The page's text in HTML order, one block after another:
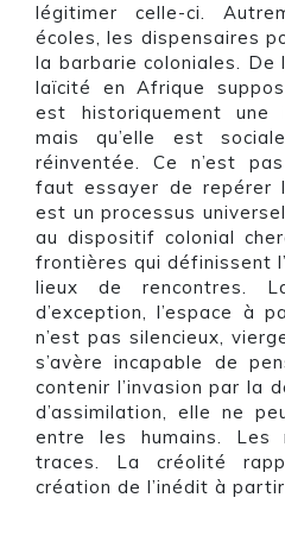
légitimer celle-ci.
écoles, les dispensaires
la barbarie coloniales. De
laïcité en Afrique
est historiquement une
mais qu’elle est
réinventée. Ce n’est
faut essayer de repérer
est un processus
au dispositif colonial
frontières qui définissent
lieux de rencontres.
d’exception, l’espace à
n’est pas silencieux,
s’avère incapable de
contenir l’invasion par la
d’assimilation, elle ne
entre les humains. Les
traces. La créolité
création de l’inédit à